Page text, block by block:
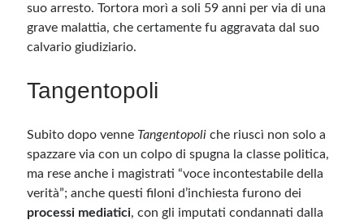
suo arresto. Tortora morì a soli 59 anni per via di una
grave malattia, che certamente fu aggravata dal suo
calvario giudiziario.
Tangentopoli
Subito dopo venne Tangentopoli che riuscì non solo a
spazzare via con un colpo di spugna la classe politica,
ma rese anche i magistrati “voce incontestabile della
verità”; anche questi filoni d’inchiesta furono dei
processi mediatici, con gli imputati condannati dalla